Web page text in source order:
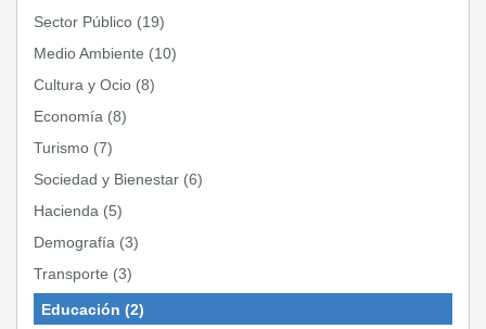
Sector Público (19)
Medio Ambiente (10)
Cultura y Ocio (8)
Economía (8)
Turismo (7)
Sociedad y Bienestar (6)
Hacienda (5)
Demografía (3)
Transporte (3)
Educación (2)